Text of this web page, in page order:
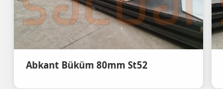
Abkant Büküm 80mm St52